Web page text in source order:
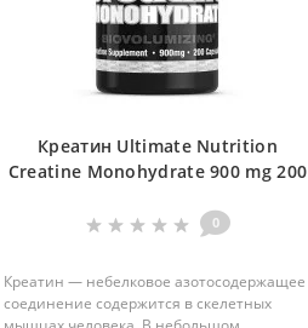
Креатин Ultimate Nutrition
Creatine Monohydrate 900 mg 200
0
Креатин — небелковое азотосодержащее
соединение содержится в скелетных